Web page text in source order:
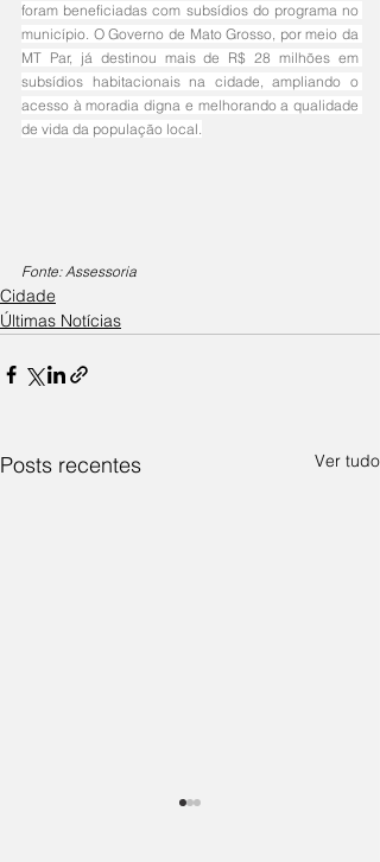
foram beneficiadas com subsídios do programa no
município. O Governo de Mato Grosso, por meio da
MT Par, já destinou mais de R$ 28 milhões em
subsídios habitacionais na cidade, ampliando o
acesso à moradia digna e melhorando a qualidade
de vida da população local.
Fonte: Assessoria
Cidade
Últimas Notícias
Posts recentes Ver tudo